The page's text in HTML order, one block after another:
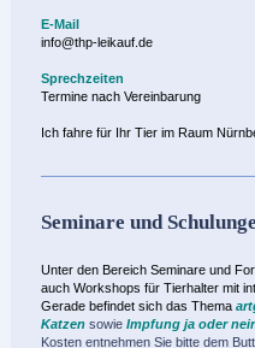
E-Mail
info@thp-leikauf.de
Sprechzeiten
Termine nach Vereinbarung
Ich fahre für Ihr Tier im Raum
Seminare und
Unter den Bereich Seminare und
auch Workshops für Tierhalter mit
Gerade befindet sich das Thema
Katzensowie Impfung ja oder
Kosten entnehmen Sie bitte dem